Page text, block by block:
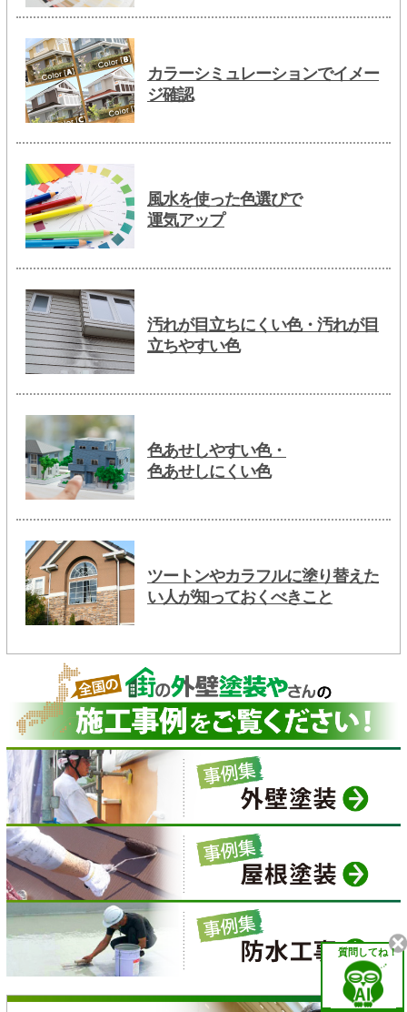
カラーシミュレーションでイメー
ジ確認
風水を使った色選びで
運気アップ
汚れが目立ちにくい色・汚れが目
立ちやすい色
色あせしやすい色・
色あせしにくい色
ツートンやカラフルに塗り替えた
い人が知っておくべきこと
質問してね！